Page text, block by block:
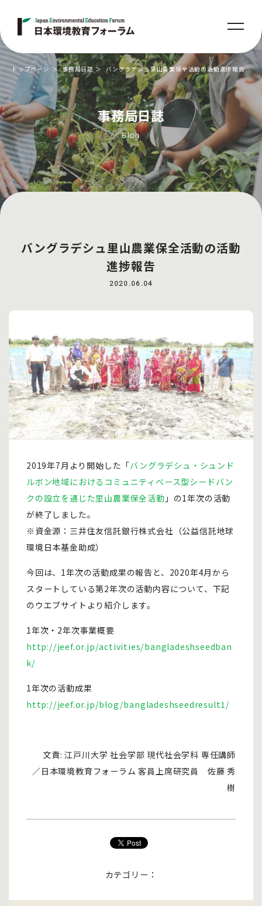
事務局日誌
Blog
トップページ 事務局日誌 バングラデシュ里山農業保全活動の活動進捗報告
バングラデシュ里山農業保全活動の活動
進捗報告
2020.06.04
2019年7月より開始した「バングラデシュ・シュンド
ルボン地域におけるコミュニティベース型シードバン
クの設立を通じた里山農業保全活動 」の1年次の活動
が終了しました。
※資金源：三井住友信託銀行株式会社（公益信託地球
環境日本基金助成）
今回は、1年次の活動成果の報告と、2020年4月から
スタートしている第2年次の活動内容について、下記
のウエブサイトより紹介します。
1年次・2年次事業概要
http://jeef.or.jp/activities/bangladeshseedban
k/
1年次の活動成果
http://jeef.or.jp/blog/bangladeshseedresult1/
文責: 江戸川大学 社会学部 現代社会学科 専任講師
／日本環境教育フォーラム 客員上席研究員 佐藤 秀
樹
カテゴリー：